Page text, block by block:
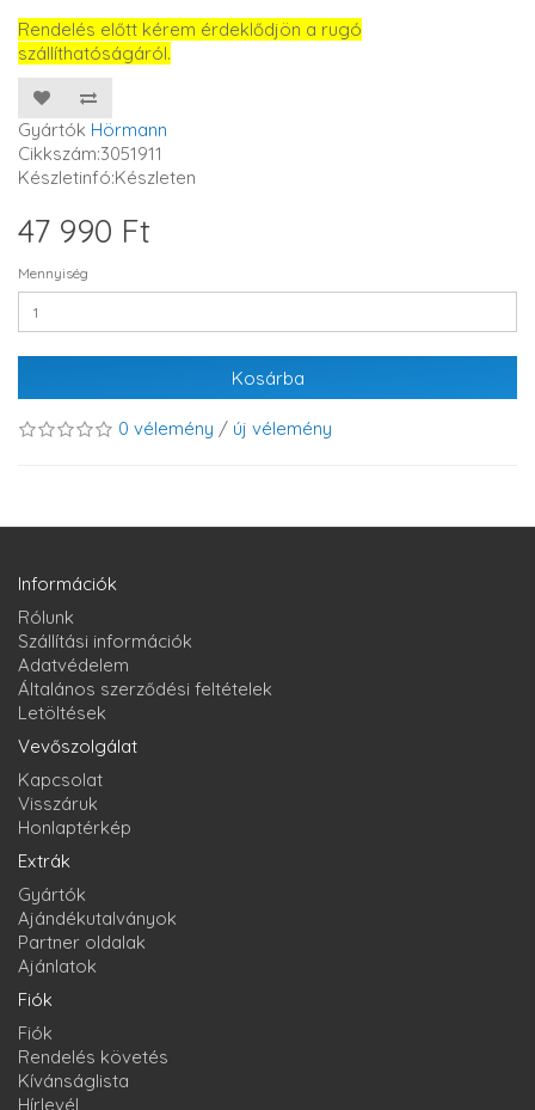
Rendelés előtt kérem érdeklődjön a rugó
szállíthatóságáról.
Gyártók Hörmann
Cikkszám:3051911
Készletinfó:Készleten
47 990 Ft
Mennyiség
Kosárba
0 vélemény / új vélemény
Információk
Rólunk
Szállítási információk
Adatvédelem
Általános szerződési feltételek
Letöltések
Vevőszolgálat
Kapcsolat
Visszáruk
Honlaptérkép
Extrák
Gyártók
Ajándékutalványok
Partner oldalak
Ajánlatok
Fiók
Fiók
Rendelés követés
Kívánságlista
Hírlevél